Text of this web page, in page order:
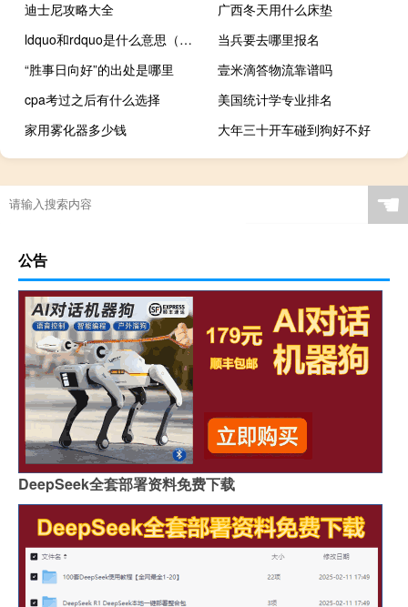
迪士尼攻略大全
广西冬天用什么床垫
ldquo和rdquo是什么意思（电脑出现 ldquo 致命的应用程序退出 rdquo 什么意思）
当兵要去哪里报名
“胜事日向好”的出处是哪里
壹米滴答物流靠谱吗
cpa考过之后有什么选择
美国统计学专业排名
家用雾化器多少钱
大年三十开车碰到狗好不好
☚
公告
DeepSeek全套部署资料免费下载